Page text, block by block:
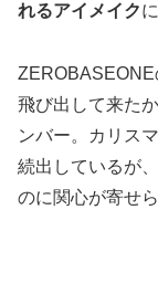
れるアイメイク
飛び出して来た
ンバー。カリス
続出しているが
のに関心が寄せ